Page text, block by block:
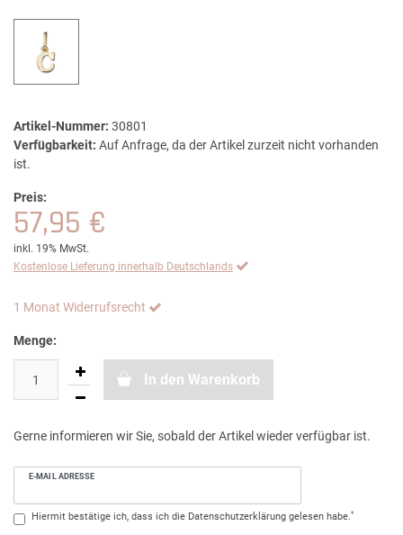
Artikel-Nummer: 30801
Verfügbarkeit: Auf Anfrage, da der Artikel zurzeit nicht vorhanden
ist.
Preis:
57,95 €
inkl. 19% MwSt.
Kostenlose Lieferung innerhalb Deutschlands
1 Monat Widerrufsrecht
Menge:
In den Warenkorb
Gerne informieren wir Sie, sobald der Artikel wieder verfügbar ist.
E-MAIL ADRESSE
Hiermit bestätige ich, dass ich die Daten­schutz­erklärung gelesen habe.*